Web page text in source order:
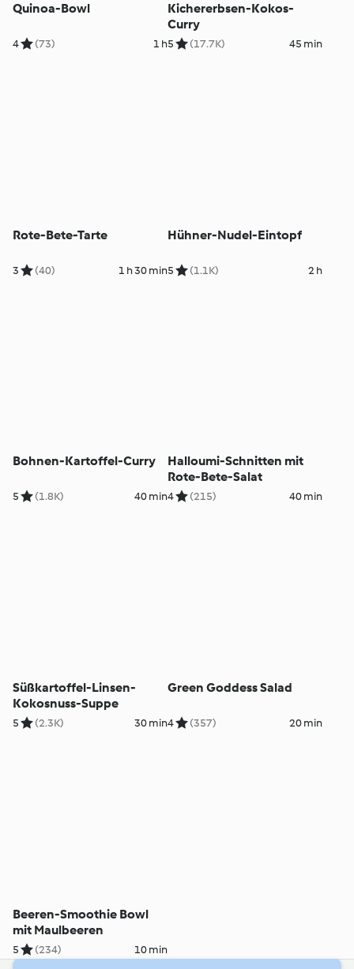
Quinoa-Bowl
4 (73) 1 h
Kichererbsen-Kokos-
Curry
5 (17.7K) 45 min
Rote-Bete-Tarte
3 (40) 1 h 30 min
Hühner-Nudel-Eintopf
5 (1.1K) 2 h
Bohnen-Kartoffel-Curry
5 (1.8K) 40 min
Halloumi-Schnitten mit
Rote-Bete-Salat
4 (215) 40 min
Süßkartoffel-Linsen-
Kokosnuss-Suppe
5 (2.3K) 30 min
Green Goddess Salad
4 (357) 20 min
Beeren-Smoothie Bowl
mit Maulbeeren
5 (234) 10 min